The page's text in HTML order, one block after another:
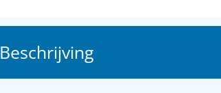
Beschrijving